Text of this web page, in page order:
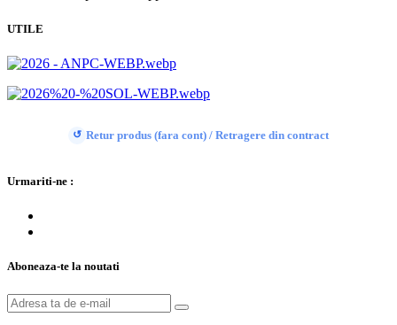
UTILE
↺ Retur produs (fara cont) / Retragere din contract
Urmariti-ne :
Aboneaza-te la noutati